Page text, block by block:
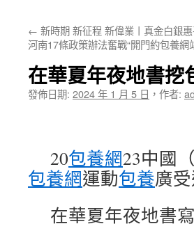
← 新時期 新征程 新偉業丨真金白銀
河南17條政策辦法奮戰“開門約包養網
在華夏年夜地書挖
發佈日期: 2024 年 1 月 5 日 ， 作者:
20包養網23中國
包養網運動包養廣
在華夏年夜地書